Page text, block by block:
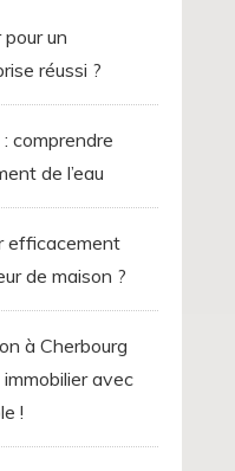
un
réussi ?
comprendre
de l’eau
efficacement
de maison ?
à Cherbourg
avec
!